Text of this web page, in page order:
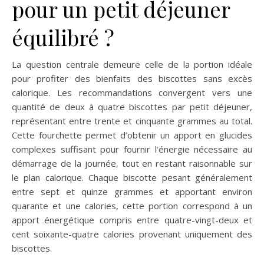
pour un petit déjeuner
équilibré ?
La question centrale demeure celle de la portion idéale
pour profiter des bienfaits des biscottes sans excès
calorique. Les recommandations convergent vers une
quantité de deux à quatre biscottes par petit déjeuner,
représentant entre trente et cinquante grammes au total.
Cette fourchette permet d’obtenir un apport en glucides
complexes suffisant pour fournir l’énergie nécessaire au
démarrage de la journée, tout en restant raisonnable sur
le plan calorique. Chaque biscotte pesant généralement
entre sept et quinze grammes et apportant environ
quarante et une calories, cette portion correspond à un
apport énergétique compris entre quatre-vingt-deux et
cent soixante-quatre calories provenant uniquement des
biscottes.